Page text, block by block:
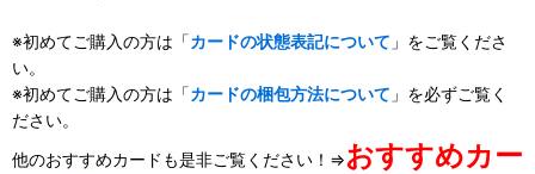
※初めてご購入の方は「カードの状態表記について 」をご覧くださ
い。
※初めてご購入の方は「カードの梱包方法について 」を必ずご覧く
ださい。
他のおすすめカードも是非ご覧ください！⇒おすすめカー